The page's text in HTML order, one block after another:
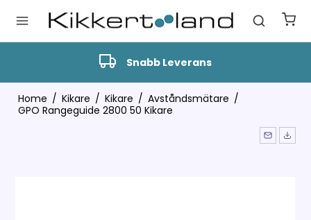
Snabb Leverans
Home / Kikare / Kikare / Avståndsmätare /
GPO Rangeguide 2800 50 Kikare